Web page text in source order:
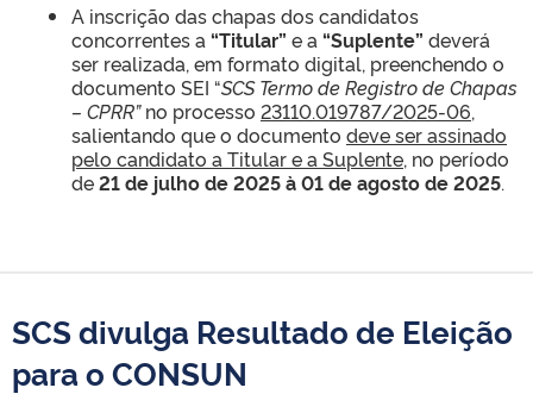
A inscrição das chapas dos candidatos
concorrentes a “Titular” e a “Suplente” deverá
ser realizada, em formato digital, preenchendo o
documento SEI “SCS Termo de Registro de Chapas
– CPRR”no processo 23110.019787/2025-06,
salientando que o documento deve ser assinado
pelo candidato a Titular e a Suplente, no período
de21 de julho de 2025 à 01 de agosto de 2025.
SCS divulga Resultado de Eleição
para o CONSUN